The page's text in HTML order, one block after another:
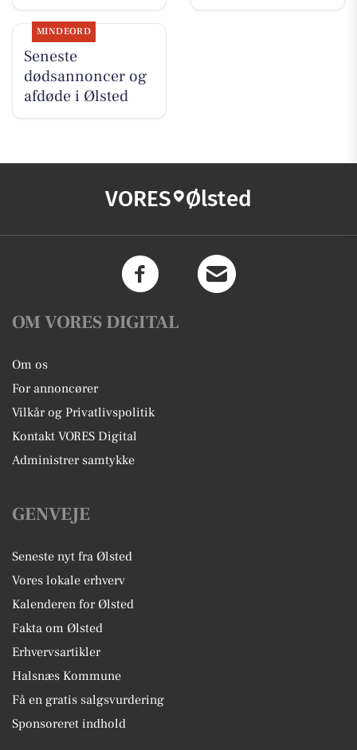
MINDEORD
Seneste
dødsannoncer og
afdøde i Ølsted
VORES Ølsted
OM VORES DIGITAL
Om os
For annoncører
Vilkår og Privatlivspolitik
Kontakt VORES Digital
Administrer samtykke
GENVEJE
Seneste nyt fra Ølsted
Vores lokale erhverv
Kalenderen for Ølsted
Fakta om Ølsted
Erhvervsartikler
Halsnæs Kommune
Få en gratis salgsvurdering
Sponsoreret indhold